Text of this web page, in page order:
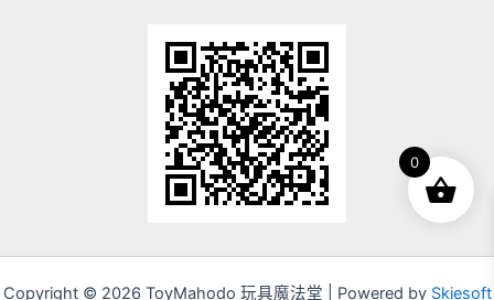
Copyright © 2026 ToyMahodo 玩具魔法堂 | Powered by Skiesoft
0